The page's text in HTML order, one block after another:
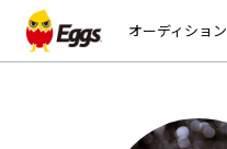
オーディション